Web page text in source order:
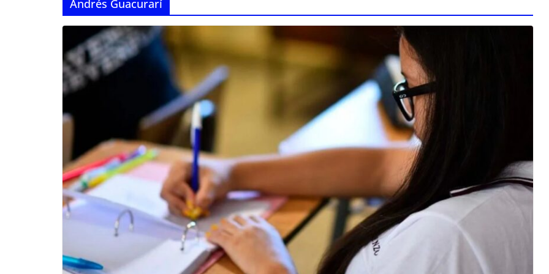
Andrés Guacurarí